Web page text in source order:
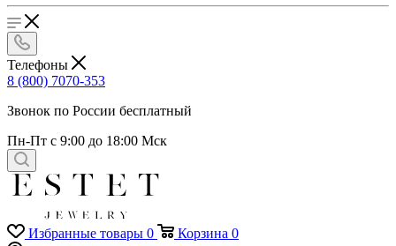
Телефоны
8 (800) 7070-353
Звонок по России бесплатный
Пн-Пт с 9:00 до 18:00 Мск
Избранные товары 0 Корзина 0